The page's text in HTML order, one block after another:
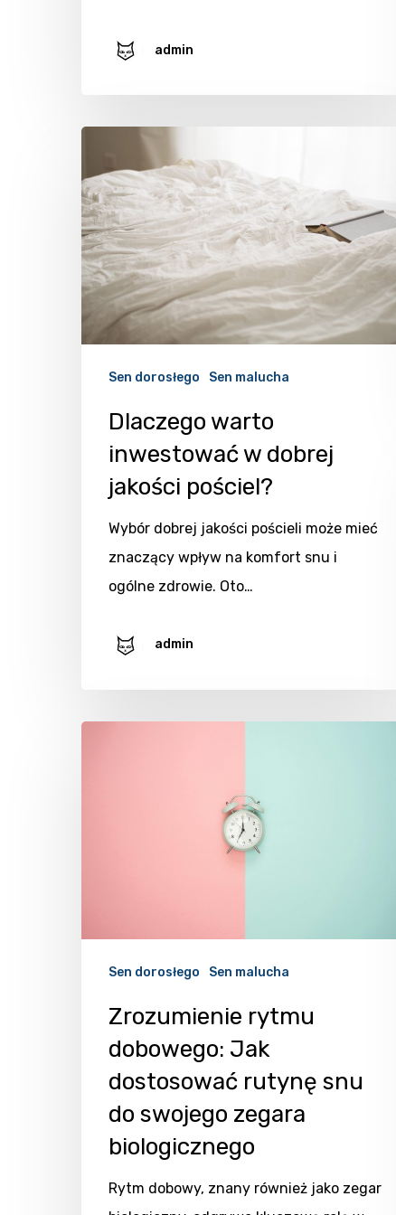
admin
Sen dorosłego Sen malucha
Dlaczego warto
inwestować w dobrej
jakości pościel?
Wybór dobrej jakości pościeli może mieć
znaczący wpływ na komfort snu i
ogólne zdrowie. Oto…
admin
Sen dorosłego Sen malucha
Zrozumienie rytmu
dobowego: Jak
dostosować rutynę snu
do swojego zegara
biologicznego
Rytm dobowy, znany również jako zegar